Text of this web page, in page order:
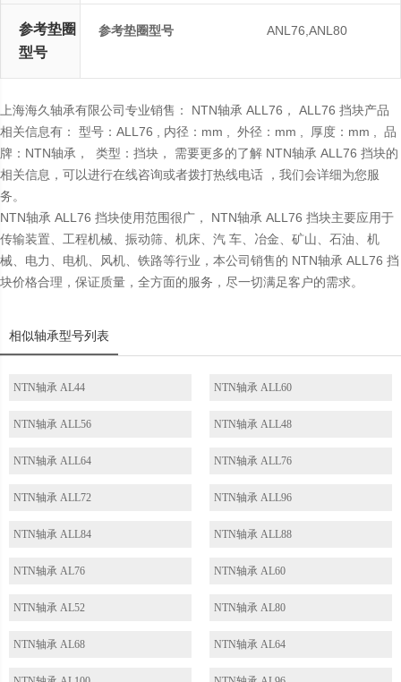
参考垫圈
型号
参考垫圈型号 ANL76,ANL80
上海海久轴承有限公司专业销售： NTN轴承 ALL76， ALL76 挡块产品
相关信息有： 型号：ALL76 , 内径：mm , 外径：mm , 厚度：mm , 品
牌：NTN轴承， 类型：挡块， 需要更多的了解 NTN轴承 ALL76 挡块的
相关信息，可以进行在线咨询或者拨打热线电话 ，我们会详细为您服
务。
NTN轴承 ALL76 挡块使用范围很广， NTN轴承 ALL76 挡块主要应用于
传输装置、工程机械、振动筛、机床、汽 车、冶金、矿山、石油、机
械、电力、电机、风机、铁路等行业，本公司销售的 NTN轴承 ALL76 挡
块价格合理，保证质量，全方面的服务，尽一切满足客户的需求。
相似轴承型号列表
NTN轴承 AL44 NTN轴承 ALL60
NTN轴承 ALL56 NTN轴承 ALL48
NTN轴承 ALL64 NTN轴承 ALL76
NTN轴承 ALL72 NTN轴承 ALL96
NTN轴承 ALL84 NTN轴承 ALL88
NTN轴承 AL76 NTN轴承 AL60
NTN轴承 AL52 NTN轴承 AL80
NTN轴承 AL68 NTN轴承 AL64